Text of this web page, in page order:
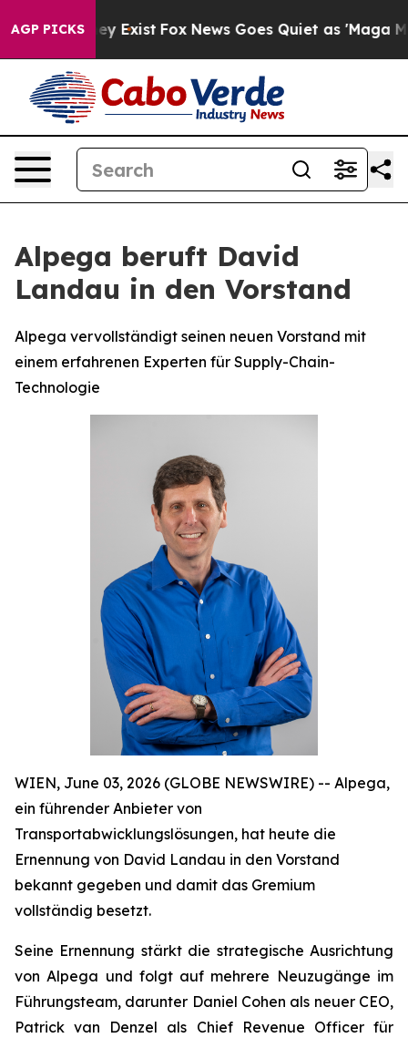
AGP PICKS
They Exist Fox News Goes Quiet as 'Maga
Alpega beruft David
Landau in den Vorstand
Alpega vervollständigt seinen neuen Vorstand mit
einem erfahrenen Experten für Supply-Chain-
Technologie
WIEN, June 03, 2026 (GLOBE NEWSWIRE) -- Alpega,
ein führender Anbieter von
Transportabwicklungslösungen, hat heute die
Ernennung von David Landau in den Vorstand
bekannt gegeben und damit das Gremium
vollständig besetzt.
Seine Ernennung stärkt die strategische Ausrichtung
von Alpega und folgt auf mehrere Neuzugänge im
Führungsteam, darunter Daniel Cohen als neuer CEO,
Patrick van Denzel als Chief Revenue Officer für